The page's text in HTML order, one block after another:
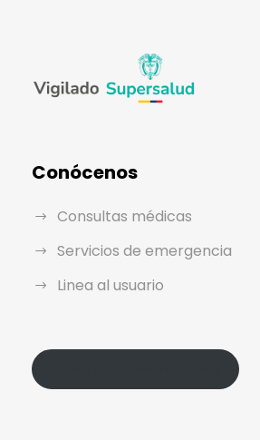
Conócenos
Consultas médicas
Servicios de emergencia
Linea al usuario